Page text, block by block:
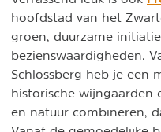
hoofdstad van het
groen, duurzame
bezienswaardigheden.
Schlossberg heb je een
historische wijngaarden
en natuur combineren,